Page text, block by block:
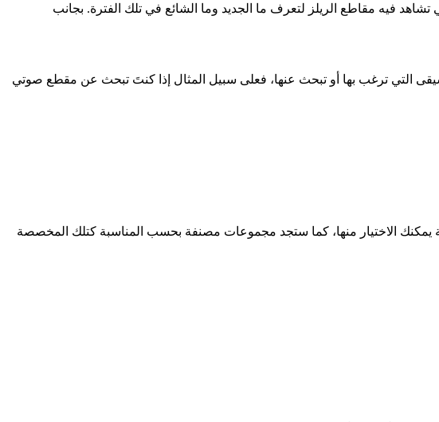
فيه مقاطع الريلز لتعرف ما الجديد وما الشائع في تلك الفترة. بجانب
التي ترغب بها أو تبحث عنها، فعلى سبيل المثال إذا كنتَ تبحث عن مقطع صوتي
الاختيار منها، كما ستجد مجموعات مصنفة بحسب المناسبة كتلك المخصصة